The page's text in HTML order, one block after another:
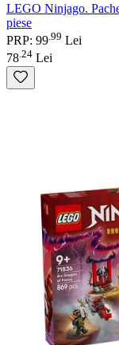
LEGO Ninjago.
piese
PRP: 99 99 Lei
78 24 Lei